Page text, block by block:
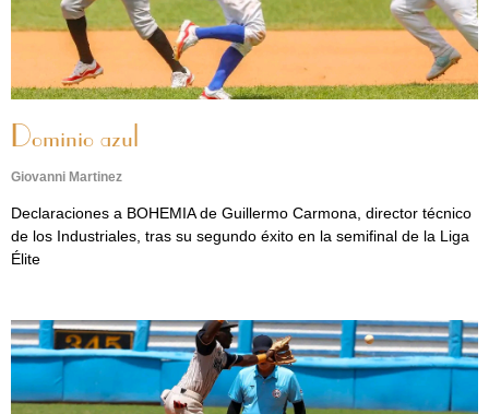
Dominio azul
Giovanni Martinez
Declaraciones a BOHEMIA de Guillermo Carmona, director técnico
de los Industriales, tras su segundo éxito en la semifinal de la Liga
Élite